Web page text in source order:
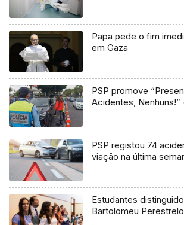
Papa pede o fim
em Gaza
PSP promove
Acidentes, Nenhuns!”
PSP registou 74
viação na última
Estudantes
Bartolomeu